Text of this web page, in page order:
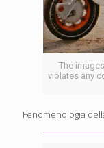
The
violates any
Fenomenologia